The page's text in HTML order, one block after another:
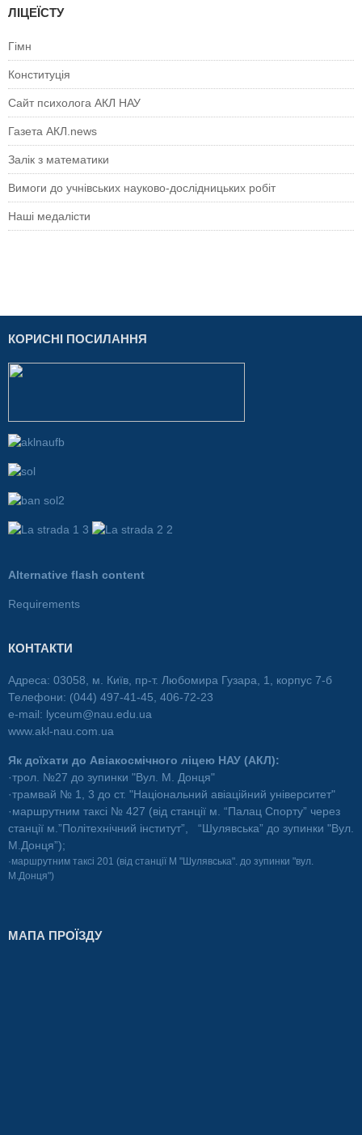
ЛІЦЕЇСТУ
Гімн
Конституція
Сайт психолога АКЛ НАУ
Газета АКЛ.news
Залік з математики
Вимоги до учнівських науково-дослідницьких робіт
Наші медалісти
КОРИСНІ ПОСИЛАННЯ
Alternative flash content
Requirements
КОНТАКТИ
Адреса: 03058, м. Київ, пр-т. Любомира Гузара, 1, корпус 7-б
Телефони: (044) 497-41-45, 406-72-23
e-mail: lyceum@nau.edu.ua
www.akl-nau.com.ua
Як доїхати до Авіакосмічного ліцею НАУ (АКЛ):
·трол. №27 до зупинки "Вул. М. Донця"
·трамвай № 1, 3 до ст. "Національний авіаційний університет"
·маршрутним таксі № 427 (від станції м. “Палац Спорту” через
станції м.”Політехнічний інститут”, “Шулявська” до зупинки "Вул.
М.Донця”);
·маршрутним таксі 201 (від станції М "Шулявська". до зупинки "вул.
М.Донця")
МАПА ПРОЇЗДУ